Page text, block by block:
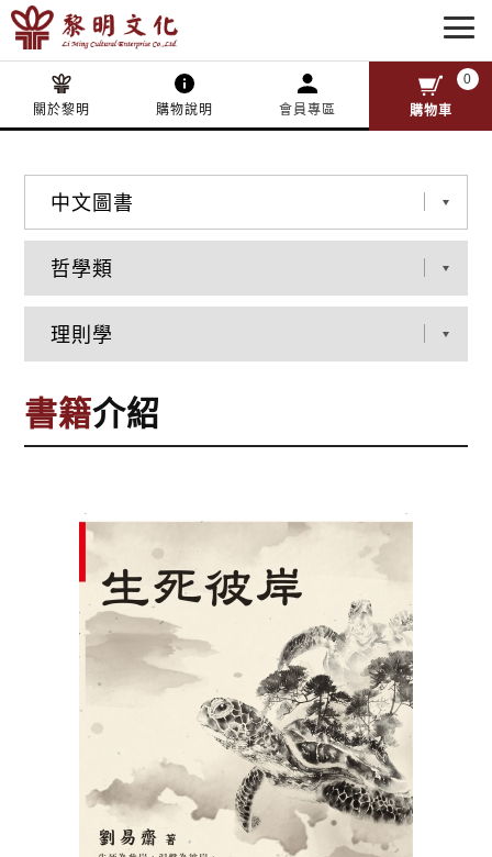
關於黎明 購物說明 會員專區
0
購物車
書籍介紹